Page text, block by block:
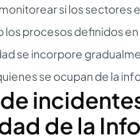
si los sectores
los procesos definidos
se incorpore
se ocupan de la
de la